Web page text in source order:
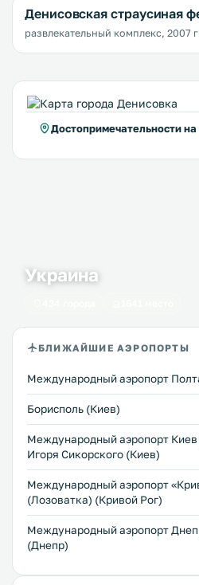
Денисовская страусиная
развлекательный комплекс, 2007
Достопримечательности на
Украина
БЛИЖАЙШИЕ АЭРОПОРТЫ
Международный аэропорт
Борисполь (Киев)
Международный аэропорт
Игоря Сикорского (Киев)
Международный аэропорт
(Лозоватка) (Кривой Рог)
Международный аэропорт
(Днепр)